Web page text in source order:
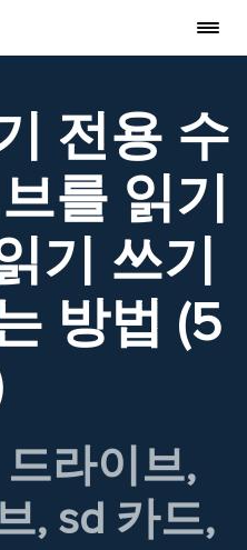
전용 수
를 읽기
기 쓰기
방법 (5
라이브,
, sd 카드,